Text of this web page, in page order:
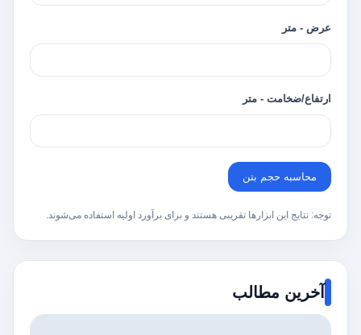
عرض - متر
ارتفاع/ضخامت - متر
محاسبه حجم بتن
توجه: نتایج این ابزارها تقریبی هستند و برای برآورد اولیه استفاده می‌شوند.
آخرین مطالب